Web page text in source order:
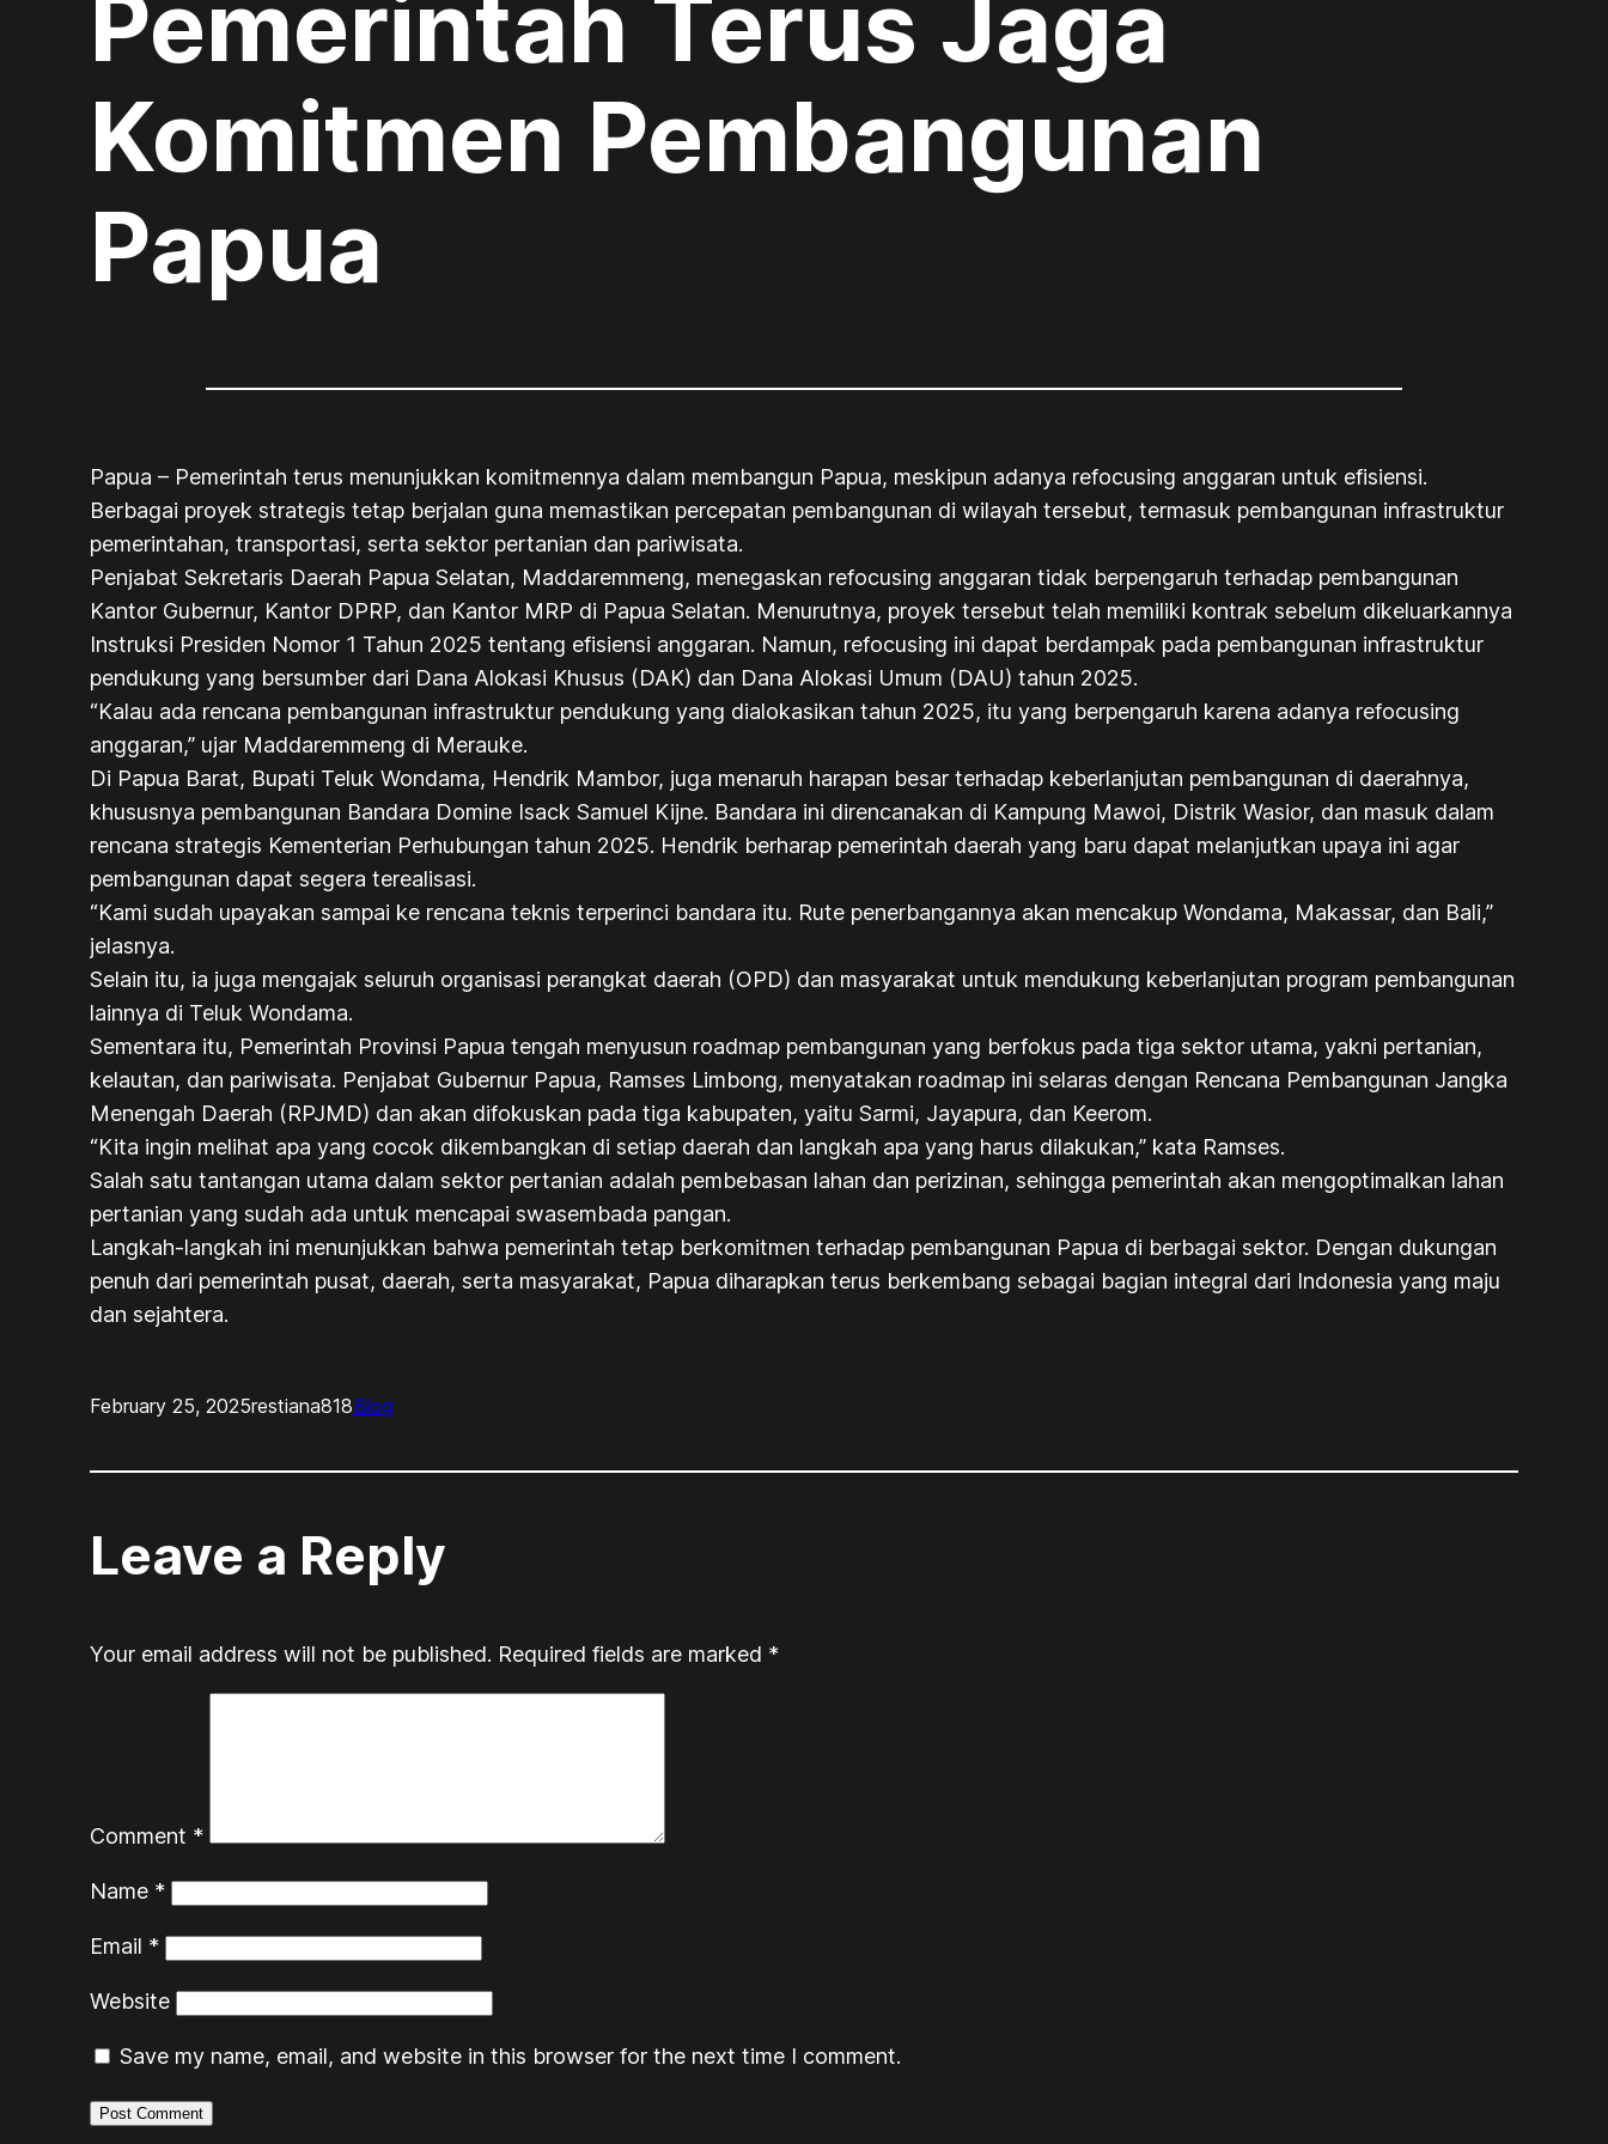
Pemerintah Terus Jaga
Komitmen Pembangunan
Papua
Papua – Pemerintah terus menunjukkan komitmennya dalam membangun Papua, meskipun adanya refocusing anggaran untuk efisiensi.
Berbagai proyek strategis tetap berjalan guna memastikan percepatan pembangunan di wilayah tersebut, termasuk pembangunan infrastruktur
pemerintahan, transportasi, serta sektor pertanian dan pariwisata.
Penjabat Sekretaris Daerah Papua Selatan, Maddaremmeng, menegaskan refocusing anggaran tidak berpengaruh terhadap pembangunan
Kantor Gubernur, Kantor DPRP, dan Kantor MRP di Papua Selatan. Menurutnya, proyek tersebut telah memiliki kontrak sebelum dikeluarkannya
Instruksi Presiden Nomor 1 Tahun 2025 tentang efisiensi anggaran. Namun, refocusing ini dapat berdampak pada pembangunan infrastruktur
pendukung yang bersumber dari Dana Alokasi Khusus (DAK) dan Dana Alokasi Umum (DAU) tahun 2025.
“Kalau ada rencana pembangunan infrastruktur pendukung yang dialokasikan tahun 2025, itu yang berpengaruh karena adanya refocusing
anggaran,” ujar Maddaremmeng di Merauke.
Di Papua Barat, Bupati Teluk Wondama, Hendrik Mambor, juga menaruh harapan besar terhadap keberlanjutan pembangunan di daerahnya,
khususnya pembangunan Bandara Domine Isack Samuel Kijne. Bandara ini direncanakan di Kampung Mawoi, Distrik Wasior, dan masuk dalam
rencana strategis Kementerian Perhubungan tahun 2025. Hendrik berharap pemerintah daerah yang baru dapat melanjutkan upaya ini agar
pembangunan dapat segera terealisasi.
“Kami sudah upayakan sampai ke rencana teknis terperinci bandara itu. Rute penerbangannya akan mencakup Wondama, Makassar, dan Bali,”
jelasnya.
Selain itu, ia juga mengajak seluruh organisasi perangkat daerah (OPD) dan masyarakat untuk mendukung keberlanjutan program pembangunan
lainnya di Teluk Wondama.
Sementara itu, Pemerintah Provinsi Papua tengah menyusun roadmap pembangunan yang berfokus pada tiga sektor utama, yakni pertanian,
kelautan, dan pariwisata. Penjabat Gubernur Papua, Ramses Limbong, menyatakan roadmap ini selaras dengan Rencana Pembangunan Jangka
Menengah Daerah (RPJMD) dan akan difokuskan pada tiga kabupaten, yaitu Sarmi, Jayapura, dan Keerom.
“Kita ingin melihat apa yang cocok dikembangkan di setiap daerah dan langkah apa yang harus dilakukan,” kata Ramses.
Salah satu tantangan utama dalam sektor pertanian adalah pembebasan lahan dan perizinan, sehingga pemerintah akan mengoptimalkan lahan
pertanian yang sudah ada untuk mencapai swasembada pangan.
Langkah-langkah ini menunjukkan bahwa pemerintah tetap berkomitmen terhadap pembangunan Papua di berbagai sektor. Dengan dukungan
penuh dari pemerintah pusat, daerah, serta masyarakat, Papua diharapkan terus berkembang sebagai bagian integral dari Indonesia yang maju
dan sejahtera.
February 25, 2025restiana818Blog
Leave a Reply
Your email address will not be published. Required fields are marked *
Comment *
Name *
Email *
Website
Save my name, email, and website in this browser for the next time I comment.